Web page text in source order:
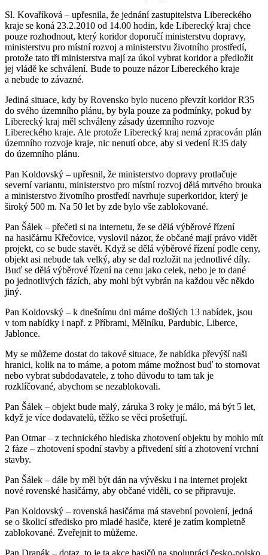
Sl. Kovaříková – upřesnila, že jednání zastupitelstva Libereckého
kraje se koná 23.2.2010 od 14.00 hodin, kde Liberecký kraj chce
pouze rozhodnout, který koridor doporučí ministerstvu dopravy,
ministerstvu pro místní rozvoj a ministerstvu životního prostředí,
protože tato tři ministerstva mají za úkol vybrat koridor a předložit
jej vládě ke schválení. Bude to pouze názor Libereckého kraje
a nebude to závazné.
Jediná situace, kdy by Rovensko bylo nuceno převzít koridor R35
do svého územního plánu, by byla pouze za podmínky, pokud by
Liberecký kraj měl schváleny zásady územního rozvoje
Libereckého kraje. Ale protože Liberecký kraj nemá zpracován plán
územního rozvoje kraje, nic nenutí obce, aby si vedení R35 daly
do územního plánu.
Pan Koldovský – upřesnil, že ministerstvo dopravy protlačuje
severní variantu, ministerstvo pro místní rozvoj dělá mrtvého brouka
a ministerstvo životního prostředí navrhuje superkoridor, který je
široký 500 m. Na 50 let by zde bylo vše zablokované.
Pan Šálek – přečetl si na internetu, že se dělá výběrové řízení
na hasičárnu Křečovice, vyslovil názor, že občané mají právo vidět
projekt, co se bude stavět. Když se dělá výběrové řízení podle ceny,
objekt asi nebude tak velký, aby se dal rozložit na jednotlivé díly.
Buď se dělá výběrové řízení na cenu jako celek, nebo je to dané
po jednotlivých fázích, aby mohl být vybrán na každou věc někdo
jiný.
Pan Koldovský – k dnešnímu dni máme došlých 13 nabídek, jsou
v tom nabídky i např. z Příbrami, Mělníku, Pardubic, Liberce,
Jablonce.
My se můžeme dostat do takové situace, že nabídka převýší naši
hranici, kolik na to máme, a potom máme možnost buď to stornovat
nebo vybrat subdodavatele, z toho důvodu to tam tak je
rozklíčované, abychom se nezablokovali.
Pan Šálek – objekt bude malý, záruka 3 roky je málo, má být 5 let,
když je více dodavatelů, těžko se věci prošetřují.
Pan Otmar – z technického hlediska zhotovení objektu by mohlo mít
2 fáze – zhotovení spodní stavby a přivedení sítí a zhotovení vrchní
stavby.
Pan Šálek – dále by měl být dán na vývěsku i na internet projekt
nové rovenské hasičárny, aby občané viděli, co se připravuje.
Pan Koldovský – rovenská hasičárna má stavební povolení, jedná
se o školicí středisko pro mladé hasiče, které je zatím kompletně
zablokované. Zveřejnit to můžeme.
Pan Drapák – dotaz, to je ta akce hasičů na spolupráci česko-polsko